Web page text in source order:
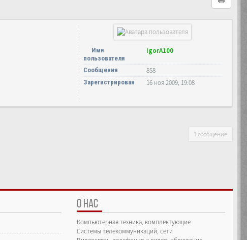
Имя
пользователя
IgorA100
Сообщения 858
Зарегистрирован 16 ноя 2009, 19:08
1 сообщение
О НАС
Компьютерная техника, комплектующие
Системы телекоммуникаций, сети